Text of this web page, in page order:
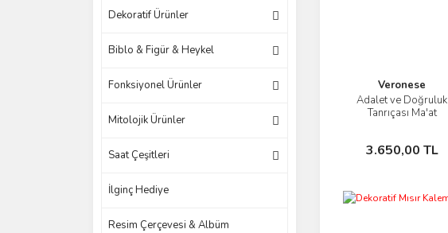
Dekoratif Ürünler
Biblo & Figür & Heykel
Fonksiyonel Ürünler
Mitolojik Ürünler
Saat Çeşitleri
İlginç Hediye
Resim Çerçevesi & Albüm
Veronese
Adalet ve Doğruluk
Tanrıçası Ma'at
3.650,00 TL
İncele
Sepete Ekle